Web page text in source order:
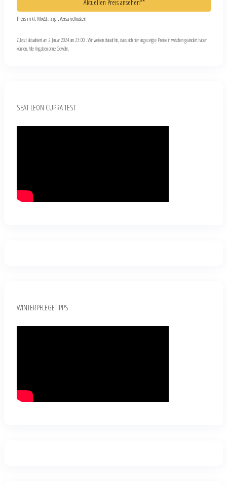
Aktuellen Preis ansehen**
Preis inkl. MwSt., zzgl. Versandkosten
Zuletzt aktualisiert am 2. Januar 2024 um 23:00 . Wir weisen darauf hin, dass sich hier angezeigte Preise inzwischen geändert haben
können. Alle Angaben ohne Gewähr.
SEAT LEON CUPRA TEST
WINTERPFLEGETIPPS